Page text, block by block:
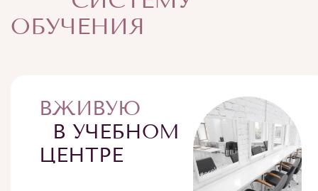
ОБУЧЕНИЯ
ВЖИВУЮ
В УЧЕБНОМ
ЦЕНТРЕ